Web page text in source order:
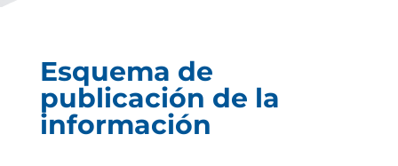
Esquema de
publicación de la
información